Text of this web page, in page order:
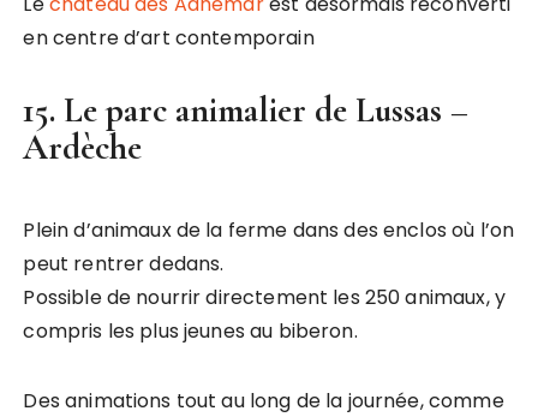
en centre d’art contemporain
15. Le parc animalier de Lussas –
Ardèche
Plein d’animaux de la ferme dans des enclos où l’on
peut rentrer dedans.
Possible de nourrir directement les 250 animaux, y
compris les plus jeunes au biberon.
Des animations tout au long de la journée, comme